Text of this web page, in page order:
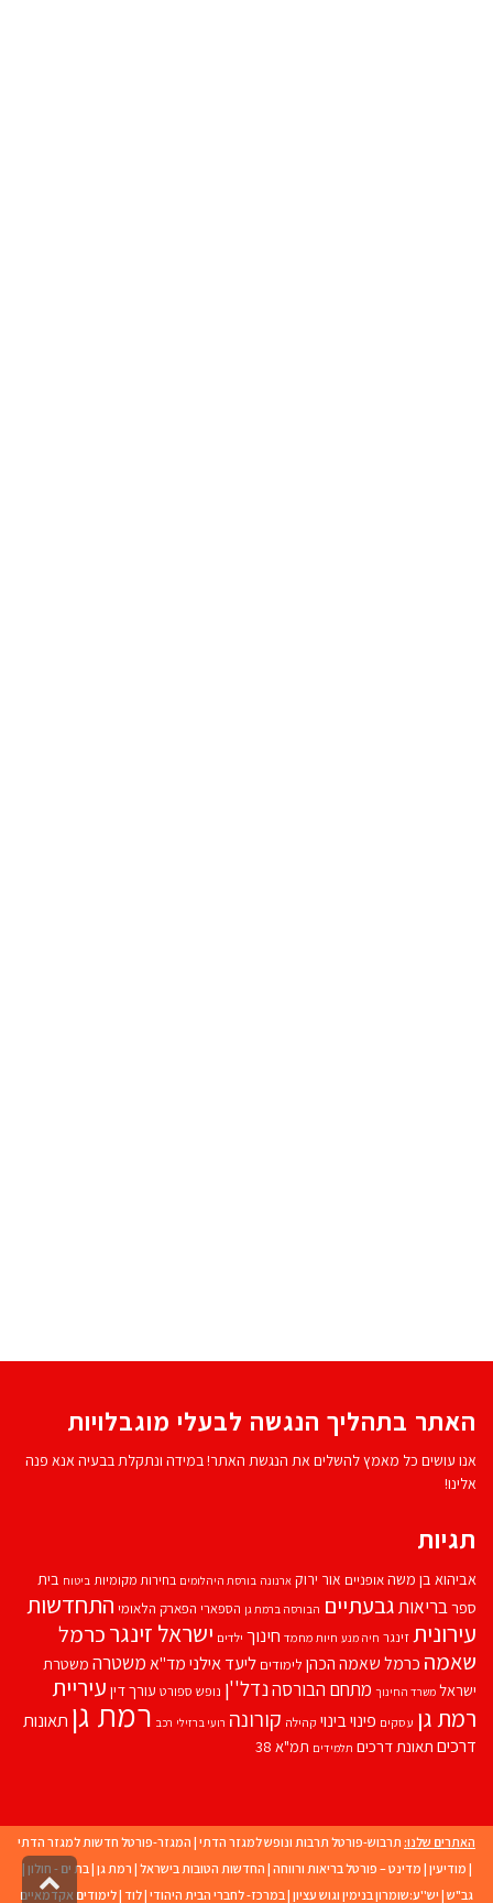
האתר בתהליך הנגשה לבעלי מוגבלויות
אנו עושים כל מאמץ להשלים את הנגשת האתר! במידה ונתקלת בבעיה אנא פנה
אלינו!
תגיות
אביהוא בן משהאופניים אור ירוק ארנונה בורסת היהלומים בחירות מקומיות ביטוח בית
ספרבריאותגבעתיים הבורסה ברמת גן הספארי הפארק הלאומי התחדשות
עירוניתזינגר חיה מנע חיות מחמד חינוך ילדים ישראל זינגרכרמל
שאמה כרמל שאמה הכהן לימודים ליעד אילנימד''אמשטרה משטרת
ישראל משרד החינוך מתחם הבורסהנדל''ן נופש ספורט עורך דין עיריית
רמת גן עסקים פינוי בינוי קהילה קורונה רועי ברזילי רכב רמת גן תאונות
דרכים תאונת דרכים תלמידים תמ"א 38
האתרים שלנו: תרבוש-פורטל תרבות ונופש למגזר הדתי | המגזר-פורטל חדשות למגזר הדתי
| מודיעין | מדינט – פורטל בריאות ורווחה | החדשות הטובות בישראל | רמת גן |בת ים - חולון |
גב"ש | יש''ע:שומרון בנימין וגוש עציון |במרכז- לחברי הבית היהודי |לוד |לימודים אקדמאיים